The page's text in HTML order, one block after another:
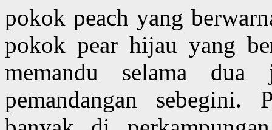
pokok peach yang
pokok pear hijau yang
memandu selama
pemandangan sebegini.